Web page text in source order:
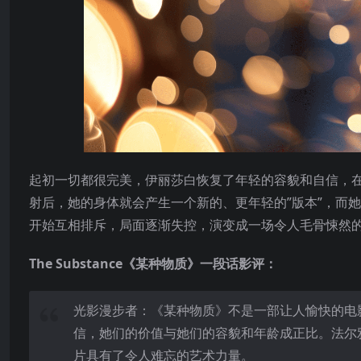
起初一切都很完美，伊丽莎白恢复了年轻的容貌和自信
射后，她的身体就会产生一个新的、更年轻的”版本”，而
开始互相排斥，局面逐渐失控，演变成一场令人毛骨悚然
The Substance《某种物质》一段话影评：
光影漫步者：《某种物质》不是一部让人愉快的
信，她们的价值与她们的容貌和年龄成正比。法
片具有了令人难忘的艺术力量。